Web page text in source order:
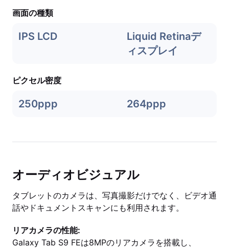
画面の種類
IPS LCD
Liquid Retinaデ
ィスプレイ
ピクセル密度
250ppp 264ppp
オーディオビジュアル
タブレットのカメラは、写真撮影だけでなく、ビデオ通
話やドキュメントスキャンにも利用されます。
リアカメラの性能:
Galaxy Tab S9 FEは8MPのリアカメラを搭載し、